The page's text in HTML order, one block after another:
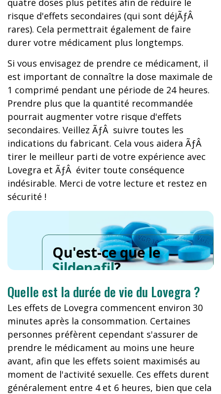
quatre doses plus petites afin de réduire le
risque d'effets secondaires (qui sont déjÃƒÂ
rares). Cela permettrait également de faire
durer votre médicament plus longtemps.
Si vous envisagez de prendre ce médicament, il
est important de connaître la dose maximale de
1 comprimé pendant une période de 24 heures.
Prendre plus que la quantité recommandée
pourrait augmenter votre risque d'effets
secondaires. Veillez ÃƒÂ suivre toutes les
indications du fabricant. Cela vous aidera ÃƒÂ
tirer le meilleur parti de votre expérience avec
Lovegra et ÃƒÂ éviter toute conséquence
indésirable. Merci de votre lecture et restez en
sécurité !
Qu'est-ce que le
Sildenafil?
Quelle est la durée de vie du Lovegra ?
Les effets de Lovegra commencent environ 30
minutes après la consommation. Certaines
personnes préfèrent cependant s'assurer de
prendre le médicament au moins une heure
avant, afin que les effets soient maximisés au
moment de l'activité sexuelle. Ces effets durent
généralement entre 4 et 6 heures, bien que cela